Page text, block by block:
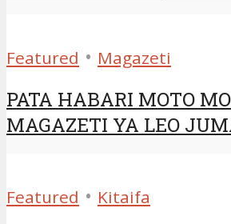
Featured • Magazeti
PATA HABARI MOTO
MAGAZETI YA LEO
Featured • Kitaifa